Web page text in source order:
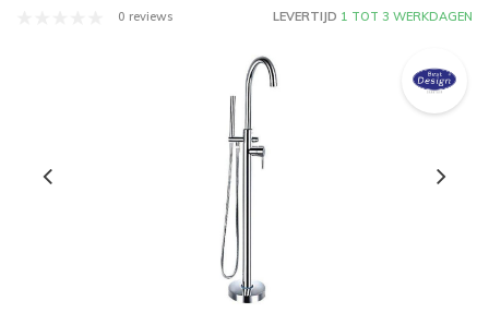
0 reviews LEVERTIJD 1 TOT 3 WERKDAGEN